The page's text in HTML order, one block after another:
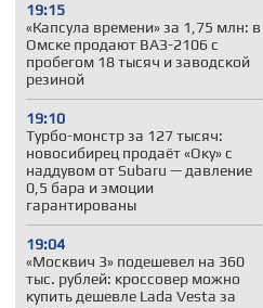
19:15
«Капсула времени» за 1,75 млн: в
Омске продают ВАЗ-2106 с
пробегом 18 тысяч и заводской
резиной
19:10
Турбо-монстр за 127 тысяч:
новосибирец продаёт «Оку» с
наддувом от Subaru — давление
0,5 бара и эмоции
гарантированы
19:04
«Москвич 3» подешевел на 360
тыс. рублей: кроссовер можно
купить дешевле Lada Vesta за